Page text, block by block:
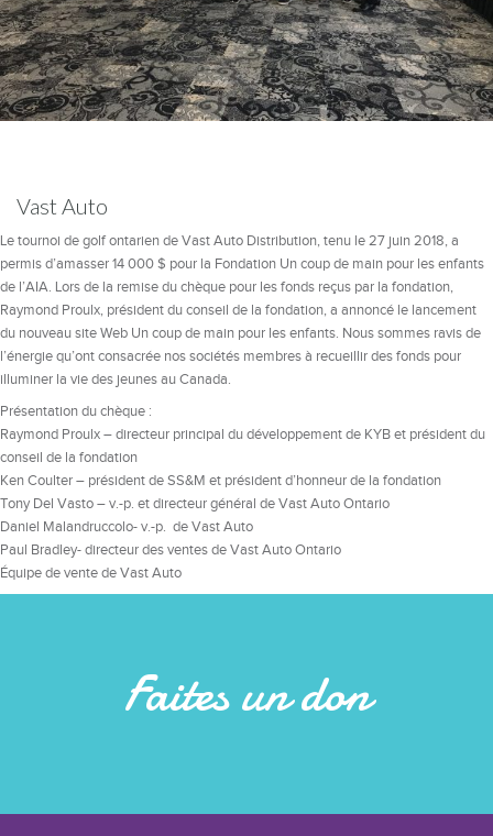
Vast Auto
Le tournoi de golf ontarien de Vast Auto Distribution, tenu le 27 juin 2018, a
permis d’amasser 14 000 $ pour la Fondation Un coup de main pour les enfants
de l’AIA. Lors de la remise du chèque pour les fonds reçus par la fondation,
Raymond Proulx, président du conseil de la fondation, a annoncé le lancement
du nouveau site Web Un coup de main pour les enfants. Nous sommes ravis de
l’énergie qu’ont consacrée nos sociétés membres à recueillir des fonds pour
illuminer la vie des jeunes au Canada.
Présentation du chèque :
Raymond Proulx – directeur principal du développement de KYB et président du
conseil de la fondation
Ken Coulter – président de SS&M et président d’honneur de la fondation
Tony Del Vasto – v.-p. et directeur général de Vast Auto Ontario
Daniel Malandruccolo- v.-p. de Vast Auto
Paul Bradley- directeur des ventes de Vast Auto Ontario
Équipe de vente de Vast Auto
Faites un don